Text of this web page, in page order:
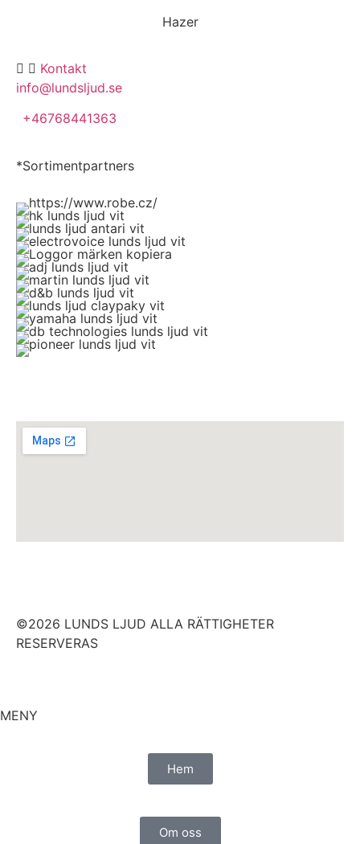
Hazer
Kontakt
info@lundsljud.se
+46768441363
*Sortimentpartners
©2026 LUNDS LJUD ALLA RÄTTIGHETER
RESERVERAS
MENY
Hem
Om oss